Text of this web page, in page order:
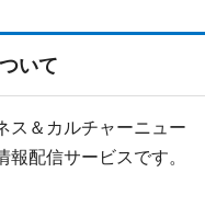
いて
ス＆カルチャーニュー
配信サービスです。